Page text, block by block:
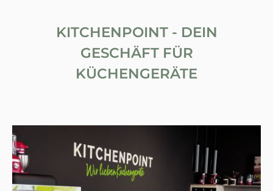
KITCHENPOINT - DEIN
GESCHÄFT FÜR
KÜCHENGERÄTE